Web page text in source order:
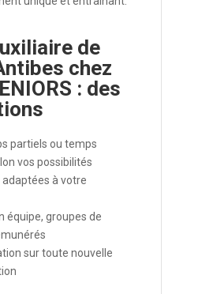
de
chez
: des
partiels ou temps
vos possibilités
adaptées à votre
équipe, groupes de
sur toute nouvelle